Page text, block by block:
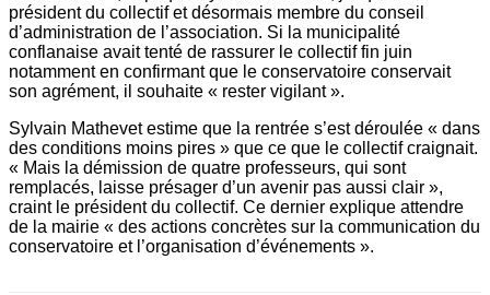
président du collectif et désormais membre du conseil
d’administration de l’association. Si la municipalité
conflanaise avait tenté de rassurer le collectif fin juin
notamment en confirmant que le conservatoire conservait
son agrément, il souhaite « rester vigilant ».
Sylvain Mathevet estime que la rentrée s’est déroulée « dans
des conditions moins pires » que ce que le collectif craignait.
« Mais la démission de quatre professeurs, qui sont
remplacés, laisse présager d’un avenir pas aussi clair »,
craint le président du collectif. Ce dernier explique attendre
de la mairie « des actions concrètes sur la communication du
conservatoire et l’organisation d’événements ».